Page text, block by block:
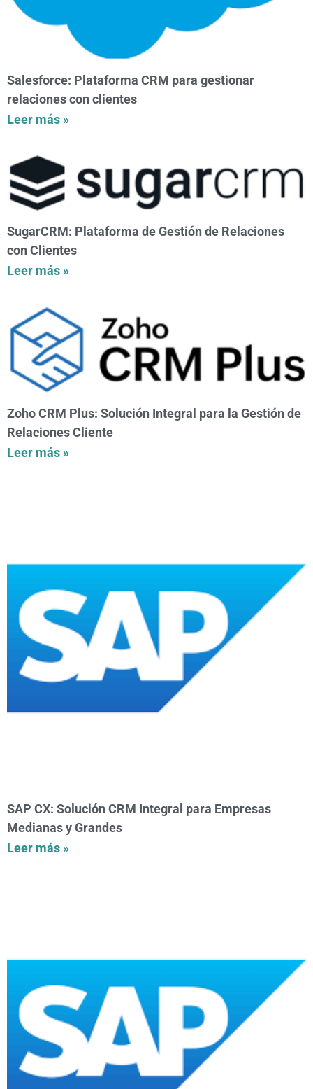
Salesforce: Plataforma CRM para gestionar
relaciones con clientes
Leer más »
SugarCRM: Plataforma de Gestión de Relaciones
con Clientes
Leer más »
Zoho CRM Plus: Solución Integral para la Gestión de
Relaciones Cliente
Leer más »
SAP CX: Solución CRM Integral para Empresas
Medianas y Grandes
Leer más »